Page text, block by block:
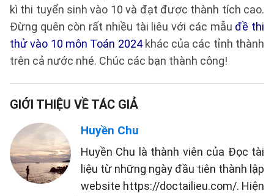
kì thi tuyển sinh vào 10 và đạt được thành tích cao.
Đừng quên còn rất nhiều tài liêu với các mẫu đề thi
thử vào 10 môn Toán 2024khác của các tỉnh thành
trên cả nước nhé. Chúc các bạn thành công!
GIỚI THIỆU VỀ TÁC GIẢ
Huyền Chu
Huyền Chu là thành viên của Đọc tài
liệu từ những ngày đầu tiên thành lập
website https://doctailieu.com/. Hiện